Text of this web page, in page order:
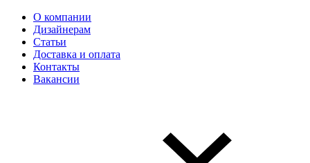
О компании
Дизайнерам
Статьи
Доставка и оплата
Контакты
Вакансии